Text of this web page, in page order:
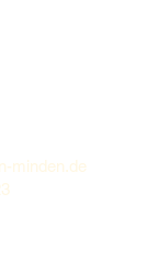
minden.de